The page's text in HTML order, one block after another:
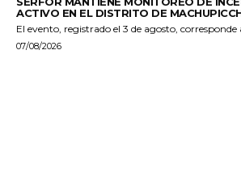
ACTIVO EN EL DISTRITO DE
El evento, registrado el 3 de agosto, corresponde
07/08/2026